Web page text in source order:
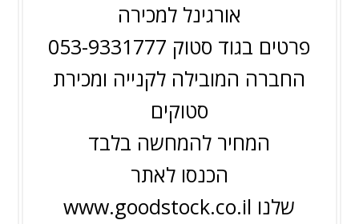
אורגינל למכירה
פרטים בגוד סטוק 053-9331777
החברה המובילה לקנייה ומכירת
סטוקים
המחיר להמחשה בלבד
הכנסו לאתר
שלנו www.goodstock.co.il